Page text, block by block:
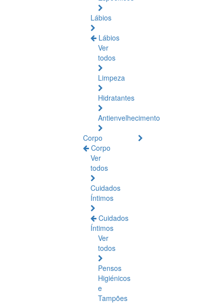
Lábios
Lábios
Ver
todos
Limpeza
Hidratantes
Antienvelhecimento
Corpo
Corpo
Ver
todos
Cuidados
Íntimos
Cuidados
Íntimos
Ver
todos
Pensos
Higiénicos
e
Tampões